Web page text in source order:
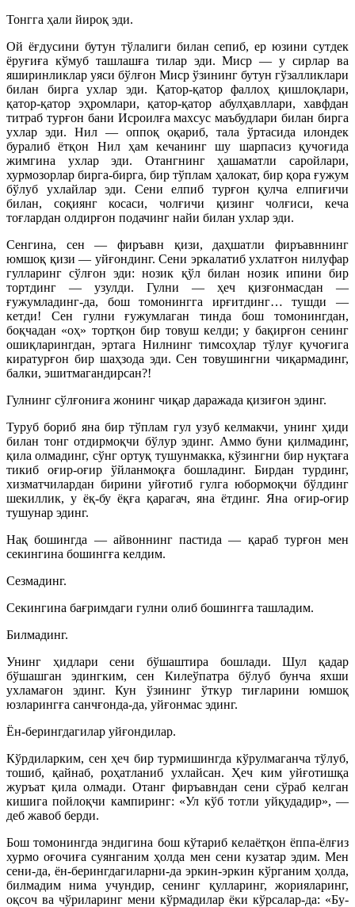
Тонгга ҳали йироқ эди.
Ой ёғдусини бутун тўлалиги билан сепиб, ер юзини сутдек
ёруғиға кўмуб ташлашға тилар эди. Миср — у сирлар ва
яширинликлар уяси бўлғон Миср ўзининг бутун гўзалликлари
билан бирга ухлар эди. Қатор-қатор фаллоҳ қишлоқлари,
қатор-қатор эҳромлари, қатор-қатор абулҳавллари, хавфдан
титраб турғон бани Исроилға махсус маъбудлари билан бирга
ухлар эди. Нил — оппоқ оқариб, тала ўртасида илондек
буралиб ётқон Нил ҳам кечанинг шу шарпасиз қучоғида
жимгина ухлар эди. Отангнинг ҳашаматли саройлари,
хурмозорлар бирга-бирга, бир тўплам ҳалокат, бир қора ғужум
бўлуб ухлайлар эди. Сени елпиб турғон қулча елпиғичи
билан, соқиянг косаси, чолғичи қизинг чолғиси, кеча
тоғлардан олдирғон подачинг найи билан ухлар эди.
Сенгина, сен — фиръавн қизи, даҳшатли фиръавннинг
юмшоқ қизи — уйғондинг. Сени эркалатиб ухлатғон нилуфар
гулларинг сўлғон эди: нозик қўл билан нозик ипини бир
тортдинг — узулди. Гулни — ҳеч қизғонмасдан —
ғужумладинг-да, бош томонингга ирғитдинг… тушди —
кетди! Сен гулни ғужумлаган тинда бош томонингдан,
боқчадан «оҳ» тортқон бир товуш келди; у бақирғон сенинг
ошиқларингдан, эртага Нилнинг тимсоҳлар тўлуғ қучоғига
киратурғон бир шаҳзода эди. Сен товушингни чиқармадинг,
балки, эшитмагандирсан?!
Гулнинг сўлғониға жонинг чиқар даражада қизиғон эдинг.
Туруб бориб яна бир тўплам гул узуб келмакчи, унинг ҳиди
билан тонг отдирмоқчи бўлур эдинг. Аммо буни қилмадинг,
қила олмадинг, сўнг ортуқ тушунмакка, кўзингни бир нуқтаға
тикиб оғир-оғир ўйланмоқға бошладинг. Бирдан турдинг,
хизматчилардан бирини уйғотиб гулга юбормоқчи бўлдинг
шекиллик, у ёқ-бу ёқға қарагач, яна ётдинг. Яна оғир-оғир
тушунар эдинг.
Нақ бошингда — айвоннинг пастида — қараб турғон мен
секингина бошингға келдим.
Сезмадинг.
Секингина бағримдаги гулни олиб бошингға ташладим.
Билмадинг.
Унинг ҳидлари сени бўшаштира бошлади. Шул қадар
бўшашган эдингким, сен Килеўпатра бўлуб бунча яхши
ухламағон эдинг. Кун ўзининг ўткур тиғларини юмшоқ
юзларингға санчғонда-да, уйғонмас эдинг.
Ён-берингдагилар уйғондилар.
Кўрдиларким, сен ҳеч бир турмишингда кўрулмаганча тўлуб,
тошиб, қайнаб, роҳатланиб ухлайсан. Ҳеч ким уйғотишқа
журъат қила олмади. Отанг фиръавндан сени сўраб келган
кишига пойлоқчи кампиринг: «Ул кўб тотли уйқудадир», —
деб жавоб берди.
Бош томонингда эндигина бош кўтариб келаётқон ёппа-ёлғиз
хурмо оғочиға суянганим ҳолда мен сени кузатар эдим. Мен
сени-да, ён-берингдагиларни-да эркин-эркин кўрганим ҳолда,
билмадим нима учундир, сенинг қулларинг, жорияларинг,
оқсоч ва чўриларинг мени кўрмадилар ёки кўрсалар-да: «Бу-